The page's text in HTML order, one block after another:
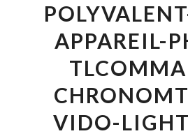
APPAREIL-
VIDO-